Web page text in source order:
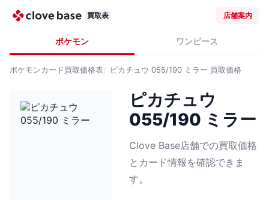
買取表 店舗案内
ポケモン ワンピース
ポケモンカード買取価格表 ピカチュウ 055/190 ミラー 買取価格
ピカチュウ
055/190 ミラー
Clove Base店舗での買取価格
とカード情報を確認できま
す。